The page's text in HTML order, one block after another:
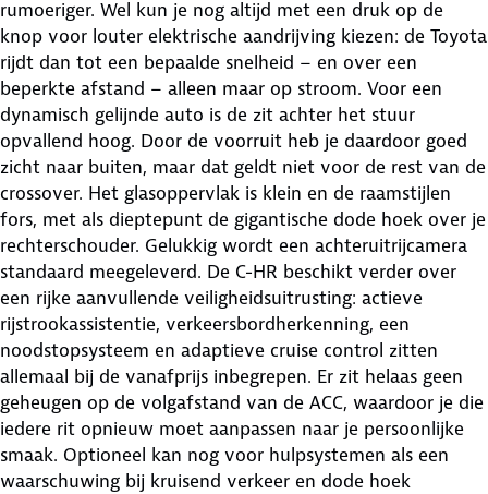
rumoeriger. Wel kun je nog altijd met een druk op de
knop voor louter elektrische aandrijving kiezen: de Toyota
rijdt dan tot een bepaalde snelheid – en over een
beperkte afstand – alleen maar op stroom. Voor een
dynamisch gelijnde auto is de zit achter het stuur
opvallend hoog. Door de voorruit heb je daardoor goed
zicht naar buiten, maar dat geldt niet voor de rest van de
crossover. Het glasoppervlak is klein en de raamstijlen
fors, met als dieptepunt de gigantische dode hoek over je
rechterschouder. Gelukkig wordt een achteruitrijcamera
standaard meegeleverd. De C-HR beschikt verder over
een rijke aanvullende veiligheidsuitrusting: actieve
rijstrookassistentie, verkeersbordherkenning, een
noodstopsysteem en adaptieve cruise control zitten
allemaal bij de vanafprijs inbegrepen. Er zit helaas geen
geheugen op de volgafstand van de ACC, waardoor je die
iedere rit opnieuw moet aanpassen naar je persoonlijke
smaak. Optioneel kan nog voor hulpsystemen als een
waarschuwing bij kruisend verkeer en dode hoek